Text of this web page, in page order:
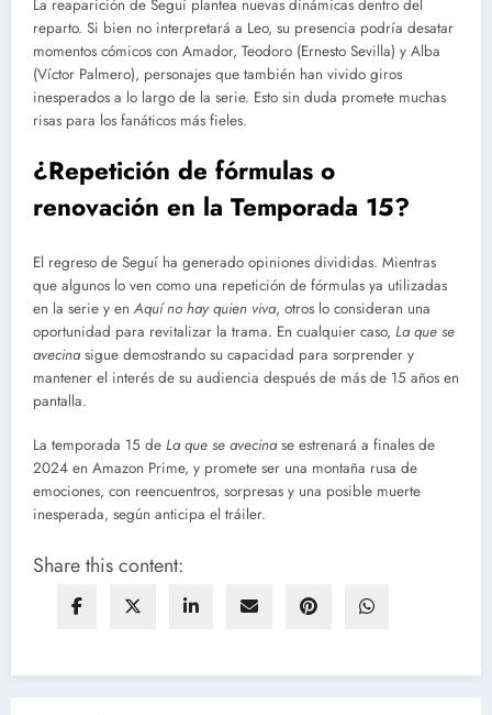
La reaparición de Seguí plantea nuevas dinámicas dentro del
reparto. Si bien no interpretará a Leo, su presencia podría desatar
momentos cómicos con Amador, Teodoro (Ernesto Sevilla) y Alba
(Víctor Palmero), personajes que también han vivido giros
inesperados a lo largo de la serie. Esto sin duda promete muchas
risas para los fanáticos más fieles.
¿Repetición de fórmulas o
renovación en la Temporada 15?
El regreso de Seguí ha generado opiniones divididas. Mientras
que algunos lo ven como una repetición de fórmulas ya utilizadas
en la serie y en Aquí no hay quien viva, otros lo consideran una
oportunidad para revitalizar la trama. En cualquier caso, La que se
avecinasigue demostrando su capacidad para sorprender y
mantener el interés de su audiencia después de más de 15 años en
pantalla.
La temporada 15 de La que se avecinase estrenará a finales de
2024 en Amazon Prime, y promete ser una montaña rusa de
emociones, con reencuentros, sorpresas y una posible muerte
inesperada, según anticipa el tráiler​.
Share this content: